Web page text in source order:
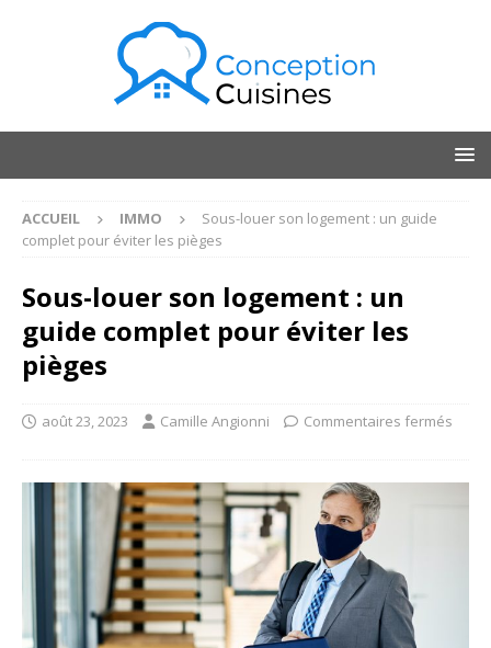
ACCUEIL IMMO
Sous-louer son logement : un guide
complet pour éviter les pièges
Sous-louer son logement : un
guide complet pour éviter les
pièges
août 23, 2023 Camille Angionni Commentaires fermés